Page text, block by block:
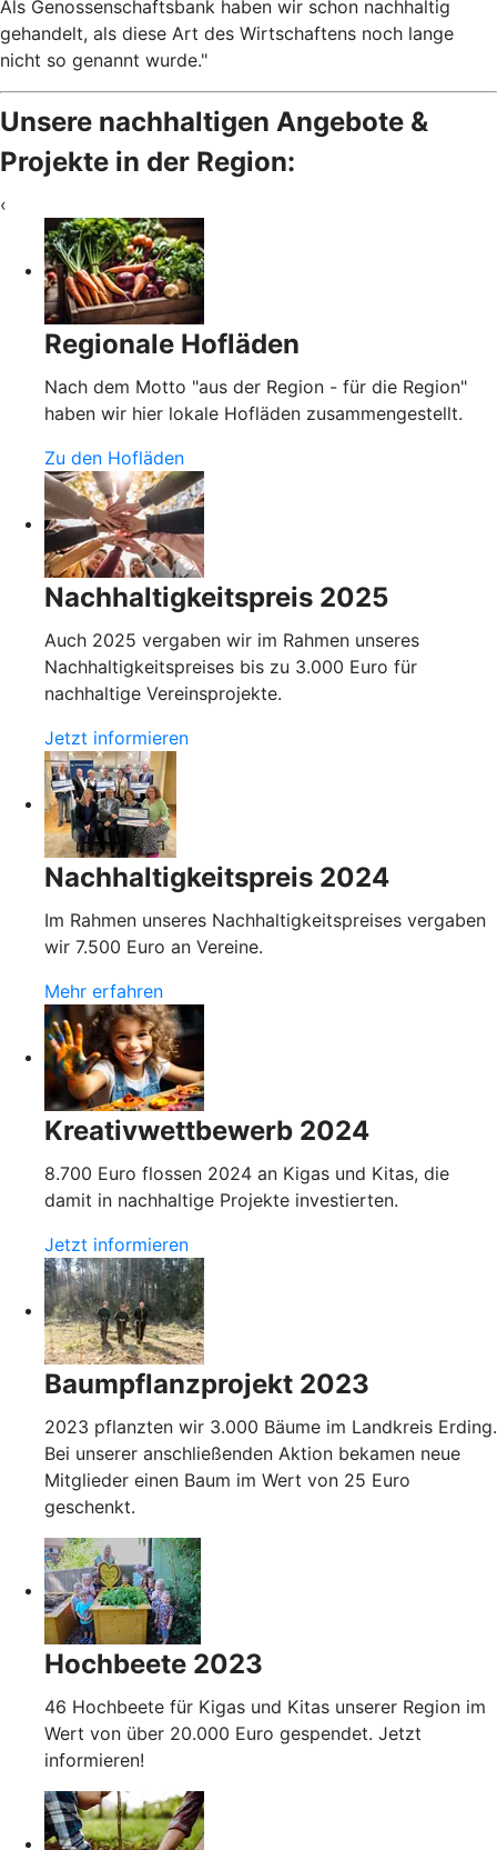
Als Genossenschaftsbank haben wir schon nachhaltig
gehandelt, als diese Art des Wirtschaftens noch lange
nicht so genannt wurde."
Unsere nachhaltigen Angebote &
Projekte in der Region:
‹
Regionale Hofläden
Nach dem Motto "aus der Region - für die Region"
haben wir hier lokale Hofläden zusammengestellt.
Zu den Hofläden
Nachhaltigkeitspreis 2025
Auch 2025 vergaben wir im Rahmen unseres
Nachhaltigkeitspreises bis zu 3.000 Euro für
nachhaltige Vereinsprojekte.
Jetzt informieren
Nachhaltigkeitspreis 2024
Im Rahmen unseres Nachhaltigkeitspreises vergaben
wir 7.500 Euro an Vereine.
Mehr erfahren
Kreativwettbewerb 2024
8.700 Euro flossen 2024 an Kigas und Kitas, die
damit in nachhaltige Projekte investierten.
Jetzt informieren
Baumpflanzprojekt 2023
2023 pflanzten wir 3.000 Bäume im Landkreis Erding.
Bei unserer anschließenden Aktion bekamen neue
Mitglieder einen Baum im Wert von 25 Euro
geschenkt.
Hochbeete 2023
46 Hochbeete für Kigas und Kitas unserer Region im
Wert von über 20.000 Euro gespendet. Jetzt
informieren!